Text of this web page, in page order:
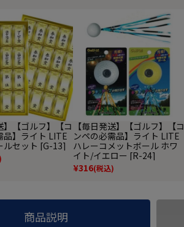
】【ゴルフ】【コ
品】ライト LITE
ルセット [G-13]
【毎日発送】【ゴルフ】【コ
ンペの必需品】ライト LITE
ハレーコメットボール ホワ
イト/イエロー [R-24]
¥316(税込)
商品説明